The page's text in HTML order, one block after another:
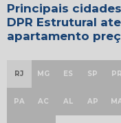
Principais
DPR Estrutural
apartamento
RJ MG ES SP PR
PA AC AL AP